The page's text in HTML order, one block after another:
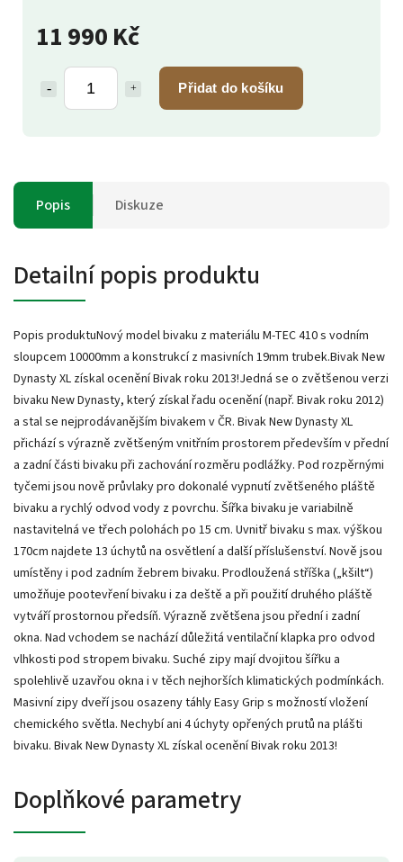
11 990 Kč
Přidat do košíku
Popis Diskuze
Detailní popis produktu
Popis produktuNový model bivaku z materiálu M-TEC 410 s vodním
sloupcem 10000mm a konstrukcí z masivních 19mm trubek.Bivak New
Dynasty XL získal ocenění Bivak roku 2013!Jedná se o zvětšenou verzi
bivaku New Dynasty, který získal řadu ocenění (např. Bivak roku 2012)
a stal se nejprodávanějším bivakem v ČR. Bivak New Dynasty XL
přichází s výrazně zvětšeným vnitřním prostorem především v přední
a zadní části bivaku při zachování rozměru podlážky. Pod rozpěrnými
tyčemi jsou nově průvlaky pro dokonalé vypnutí zvětšeného pláště
bivaku a rychlý odvod vody z povrchu. Šířka bivaku je variabilně
nastavitelná ve třech polohách po 15 cm. Uvnitř bivaku s max. výškou
170cm najdete 13 úchytů na osvětlení a další příslušenství. Nově jsou
umístěny i pod zadním žebrem bivaku. Prodloužená stříška („kšilt“)
umožňuje pootevření bivaku i za deště a při použití druhého pláště
vytváří prostornou předsíň. Výrazně zvětšena jsou přední i zadní
okna. Nad vchodem se nachází důležitá ventilační klapka pro odvod
vlhkosti pod stropem bivaku. Suché zipy mají dvojitou šířku a
spolehlivě uzavřou okna i v těch nejhorších klimatických podmínkách.
Masivní zipy dveří jsou osazeny táhly Easy Grip s možností vložení
chemického světla. Nechybí ani 4 úchyty opřených prutů na plášti
bivaku. Bivak New Dynasty XL získal ocenění Bivak roku 2013!
Doplňkové parametry